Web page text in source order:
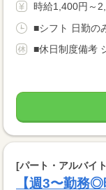
時給1,400円～
■シフト 日勤の
■休日制度備考
[パート・アルバイ
【週3〜勤務